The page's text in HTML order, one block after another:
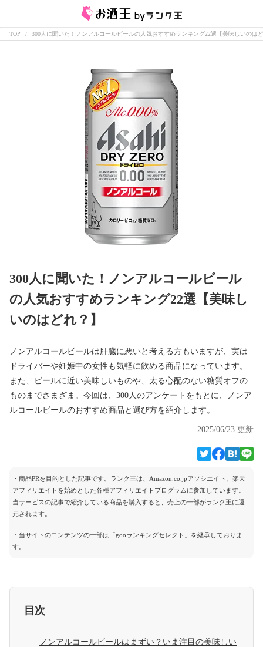
TOP 300人に聞いた！ノンアルコールビールの人気おすすめランキング22選【美味しいのは
300人に聞いた！ノンアルコールビール
の人気おすすめランキング22選【美味し
いのはどれ？】
ノンアルコールビールは肝臓に悪いと考える方もいますが、実は
ドライバーや妊娠中の女性も気軽に飲める商品になっています。
また、ビールに近い美味しいものや、太る心配のない糖質オフの
ものまでさまざま。今回は、300人のアンケートをもとに、ノンア
ルコールビールのおすすめ商品と選び方を紹介します。
2025/06/23 更新
・商品PRを目的とした記事です。ランク王は、Amazon.co.jpアソシエイト、楽天
アフィリエイトを始めとした各種アフィリエイトプログラムに参加しています。
当サービスの記事で紹介している商品を購入すると、売上の一部がランク王に還
元されます。
・当サイトのコンテンツの一部は「gooランキングセレクト」を継承しておりま
す。
目次
ノンアルコールビールはまずい？いま注目の美味しい